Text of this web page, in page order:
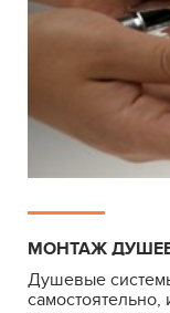
МОНТАЖ
Душевые